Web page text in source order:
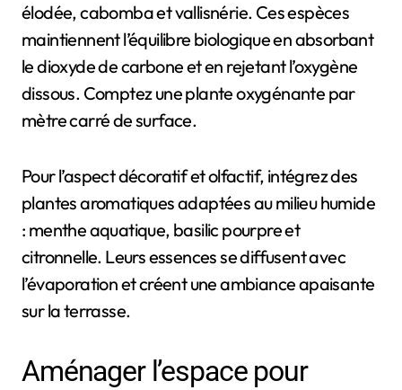
élodée, cabomba et vallisnérie. Ces espèces
maintiennent l’équilibre biologique en absorbant
le dioxyde de carbone et en rejetant l’oxygène
dissous. Comptez une plante oxygénante par
mètre carré de surface.
Pour l’aspect décoratif et olfactif, intégrez des
plantes aromatiques adaptées au milieu humide
: menthe aquatique, basilic pourpre et
citronnelle. Leurs essences se diffusent avec
l’évaporation et créent une ambiance apaisante
sur la terrasse.
Aménager l’espace pour